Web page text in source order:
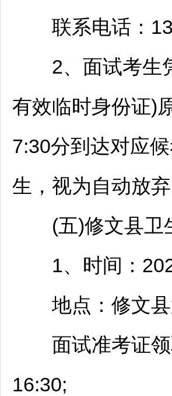
联系电话：
2、面试考生凭
有效临时身份证)
7:30分到达对应
生，视为自动放
(五)修文县卫
1、时间：
地点： 修文
面试准考证领
16:30;